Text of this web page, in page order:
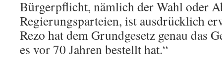
Bürgerpflicht, nämlich der Wahl oder
Regierungsparteien, ist ausdrücklich
Rezo hat dem Grundgesetz genau das
es vor 70 Jahren bestellt hat.“